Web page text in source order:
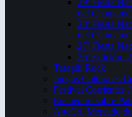
29ª Fiesta
del
28ª Fiesta
del
27ª Fiesta
26ª Edición.
Taragüi Rock
Juegos Culturales
Festival Corrientes
Encuentro sobre
ArteCo. Mercado